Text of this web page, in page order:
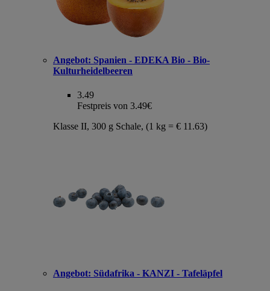
Angebot: Spanien - EDEKA Bio - Bio-
Kulturheidelbeeren
3.49
Festpreis von 3.49€
Klasse II, 300 g Schale, (1 kg = € 11.63)
Angebot: Südafrika - KANZI - Tafeläpfel